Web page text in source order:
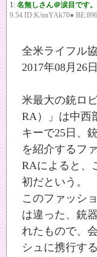
1: 名無しさん＠涙目です
9.54 ID:K/nnYAk70●
全米ライフル
2017年08月26
米最大の銃ロ
RA）」は中西
キーで25日、
を紹介するフ
RAによると、
初だという。
このファッシ
は違った、銃
れたもので、
シュに携行す